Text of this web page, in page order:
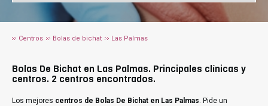
Centros Bolas de bichat Las Palmas
Bolas De Bichat en Las Palmas. Principales clínicas y
centros. 2 centros encontrados.
Los mejores centros de Bolas De Bichat en Las Palmas. Pide un